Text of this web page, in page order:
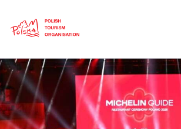
Polski English
Česká 中国
Dansk Deutschland